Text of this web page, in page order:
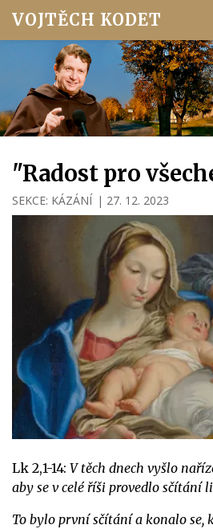
VOJTĚCH KODET
"Radost pro
SEKCE: KÁZÁNÍ | 27. 12. 2023
Lk 2,1-14: V těch dnech vyšlo
aby se v celé říši provedlo sčítání
To bylo první sčítání a konalo se,